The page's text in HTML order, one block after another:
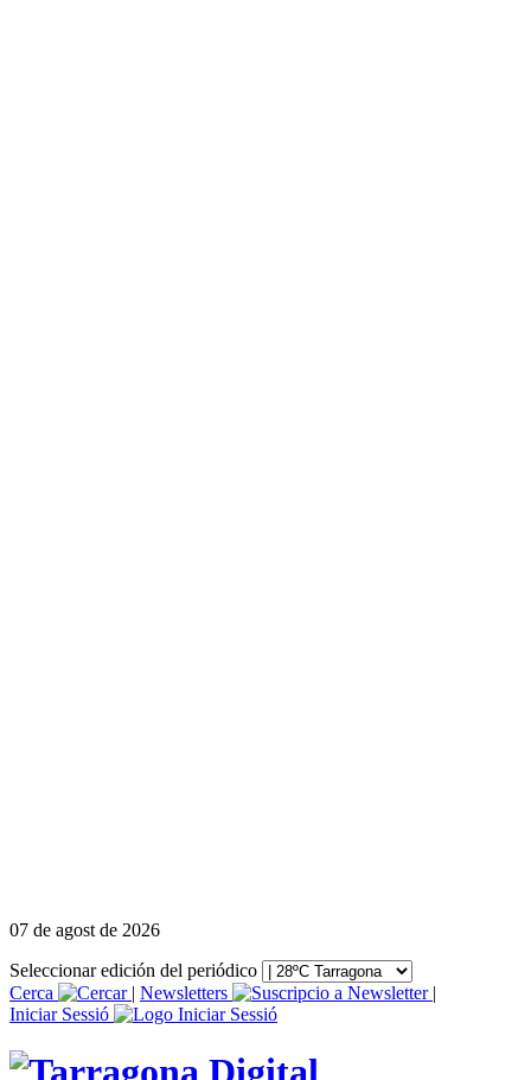
07 de agost de 2026
Seleccionar edición del periódico
Cerca
| Newsletters
|
Iniciar Sessió